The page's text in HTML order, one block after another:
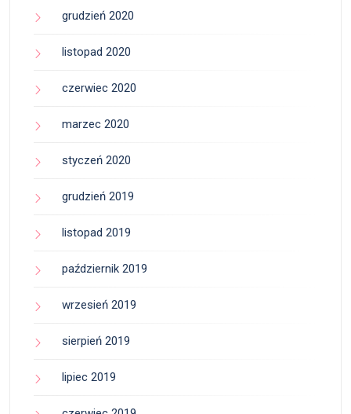
grudzień 2020
listopad 2020
czerwiec 2020
marzec 2020
styczeń 2020
grudzień 2019
listopad 2019
październik 2019
wrzesień 2019
sierpień 2019
lipiec 2019